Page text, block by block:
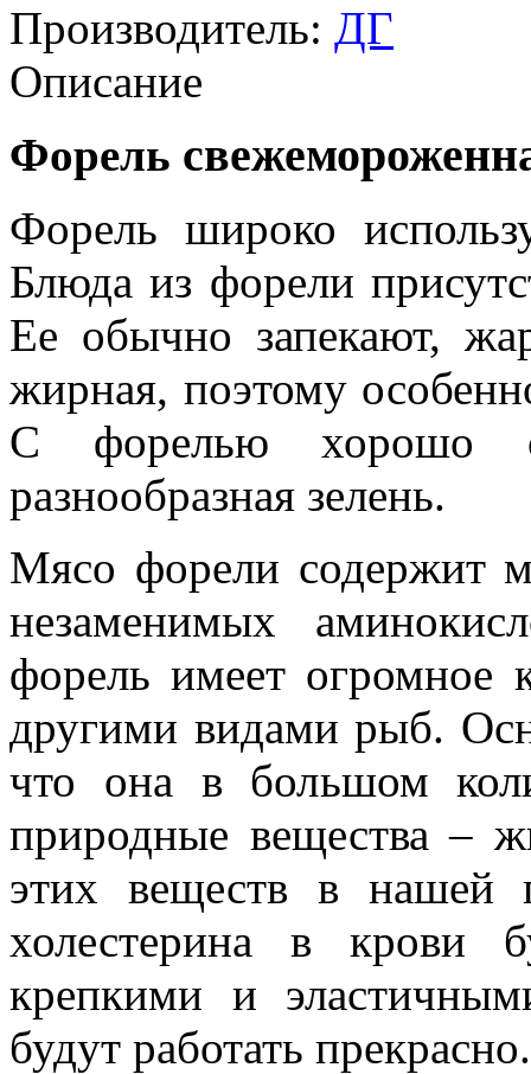
Производитель: ДГ
Описание
Форель
Форель широко
Блюда из форели
Ее обычно запекают,
жирная, поэтому
С форелью хорошо
разнообразная зелень.
Мясо форели содержит
незаменимых
форель имеет огромное
другими видами рыб.
что она в большом
природные вещества –
этих веществ в нашей
холестерина в крови
крепкими и
будут работать прекрасно.